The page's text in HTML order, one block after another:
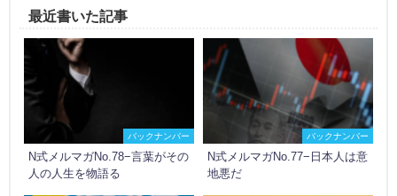
最近書いた記事
バックナンバー
N式メルマガNo.78−言葉がその
人の人生を物語る
バックナンバー
N式メルマガNo.77−日本人は意
地悪だ